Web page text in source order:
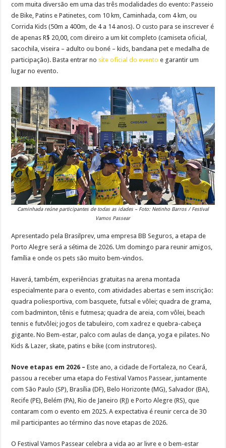
com muita diversão em uma das três modalidades do evento: Passeio
de Bike, Patins e Patinetes, com 10 km, Caminhada, com 4 km, ou
Corrida Kids (50m a 400m, de 4 a 14 anos). O custo para se inscrever é
de apenas R$ 20,00, com direiro a um kit completo (camiseta oficial,
sacochila, viseira – adulto ou boné – kids, bandana pet e medalha de
participação). Basta entrar no site oficial do evento e garantir um
lugar no evento.
Caminhada reúne participantes de todas as idades – Foto: Netinho Barros / Festival
Vamos Passear
Apresentado pela Brasilprev, uma empresa BB Seguros, a etapa de
Porto Alegre será a sétima de 2026. Um domingo para reunir amigos,
família e onde os pets são muito bem-vindos.
Haverá, também, experiências gratuitas na arena montada
especialmente para o evento, com atividades abertas e sem inscrição:
quadra poliesportiva, com basquete, futsal e vôlei; quadra de grama,
com badminton, tênis e futmesa; quadra de areia, com vôlei, beach
tennis e futvôlei; jogos de tabuleiro, com xadrez e quebra-cabeça
gigante. No Bem-estar, palco com aulas de dança, yoga e pilates. No
Kids & Lazer, skate, patins e bike (com instrutores).
Nove etapas em 2026 – Este ano, a cidade de Fortaleza, no Ceará,
passou a receber uma etapa do Festival Vamos Passear, juntamente
com São Paulo (SP), Brasília (DF), Belo Horizonte (MG), Salvador (BA),
Recife (PE), Belém (PA), Rio de Janeiro (RJ) e Porto Alegre (RS), que
contaram com o evento em 2025. A expectativa é reunir cerca de 30
mil participantes ao término das nove etapas de 2026.
O Festival Vamos Passear celebra a vida ao ar livre e o bem-estar